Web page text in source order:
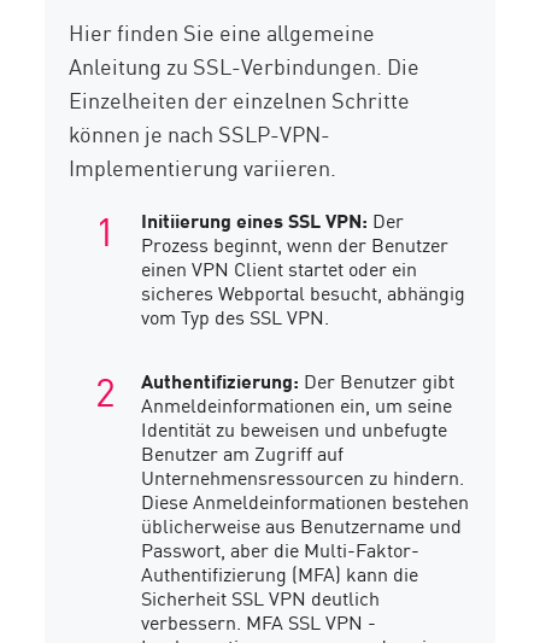
Hier finden Sie eine allgemeine
Anleitung zu SSL-Verbindungen. Die
Einzelheiten der einzelnen Schritte
können je nach SSLP-VPN-
Implementierung variieren.
Initiierung eines SSL VPN: Der
Prozess beginnt, wenn der Benutzer
einen VPN Client startet oder ein
sicheres Webportal besucht, abhängig
vom Typ des SSL VPN.
Authentifizierung: Der Benutzer gibt
Anmeldeinformationen ein, um seine
Identität zu beweisen und unbefugte
Benutzer am Zugriff auf
Unternehmensressourcen zu hindern.
Diese Anmeldeinformationen bestehen
üblicherweise aus Benutzername und
Passwort, aber die Multi-Faktor-
Authentifizierung (MFA) kann die
Sicherheit SSL VPN deutlich
verbessern. MFA SSL VPN -